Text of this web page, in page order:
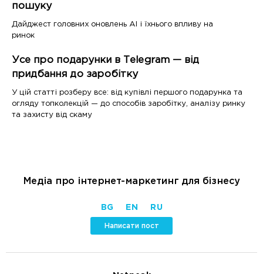
пошуку
Дайджест головних оновлень AI і їхнього впливу на
ринок
Усе про подарунки в Telegram — від
придбання до заробітку
У цій статті розберу все: від купівлі першого подарунка та
огляду топколекцій — до способів заробітку, аналізу ринку
та захисту від скаму
Медіа про інтернет-маркетинг для бізнесу
BG EN RU
Написати пост